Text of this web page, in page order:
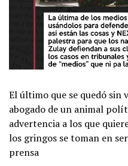
El último que se quedó sin
abogado de un animal
advertencia a los que
los gringos se toman en
prensa